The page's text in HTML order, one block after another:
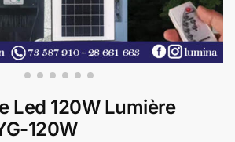
Led 120W Lumière
120W